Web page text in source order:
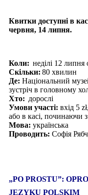
Квитки доступні в
червня, 14 липня.
Коли: неділі 12
Скільки: 80 хвилин
Де: Національний
зустріч в головному
Хто: дорослі
Умови участі: вхід 5
або в касі, починаючи
Мова: українська
Проводить: Софія
„PO PROSTU”:
JĘZYKU POLSKIM